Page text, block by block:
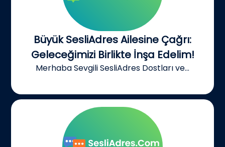
Büyük SesliAdres Ailesine Çağrı:
Geleceğimizi Birlikte İnşa Edelim!
Merhaba Sevgili SesliAdres Dostları ve...